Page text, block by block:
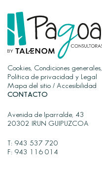
Cookies, Condiciones generales,
Política de privacidad y Legal
Mapa del sitio / Accesibilidad
CONTACTO
Avenida de Iparralde, 43
20302 IRUN GUIPUZCOA
T: 943 537 720
F: 943 116 014